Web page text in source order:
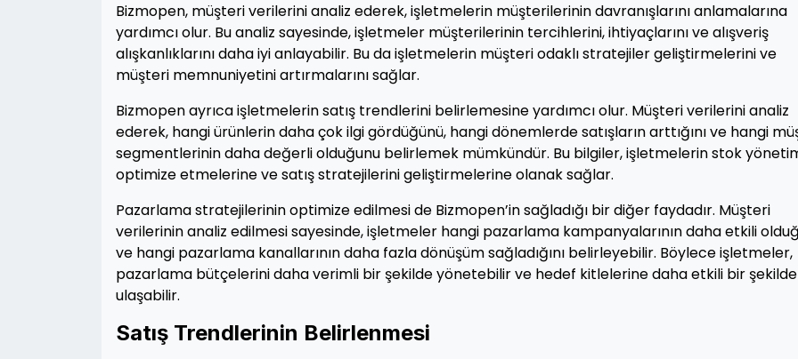
Bizmopen, müşteri verilerini analiz ederek, işletmelerin müşterilerinin davranışlarını anlamalarına
yardımcı olur. Bu analiz sayesinde, işletmeler müşterilerinin tercihlerini, ihtiyaçlarını ve alışveriş
alışkanlıklarını daha iyi anlayabilir. Bu da işletmelerin müşteri odaklı stratejiler geliştirmelerini ve
müşteri memnuniyetini artırmalarını sağlar.
Bizmopen ayrıca işletmelerin satış trendlerini belirlemesine yardımcı olur. Müşteri verilerini analiz
ederek, hangi ürünlerin daha çok ilgi gördüğünü, hangi dönemlerde satışların arttığını ve hangi
segmentlerinin daha değerli olduğunu belirlemek mümkündür. Bu bilgiler, işletmelerin stok
optimize etmelerine ve satış stratejilerini geliştirmelerine olanak sağlar.
Pazarlama stratejilerinin optimize edilmesi de Bizmopen’in sağladığı bir diğer faydadır. Müşteri
verilerinin analiz edilmesi sayesinde, işletmeler hangi pazarlama kampanyalarının daha etkili
ve hangi pazarlama kanallarının daha fazla dönüşüm sağladığını belirleyebilir. Böylece işletmeler,
pazarlama bütçelerini daha verimli bir şekilde yönetebilir ve hedef kitlelerine daha etkili bir şekilde
ulaşabilir.
Satış Trendlerinin Belirlenmesi